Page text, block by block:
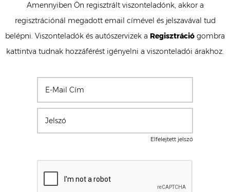
Amennyiben Ön regisztrált viszonteladónk, akkor a
regisztrációnál megadott email címével és jelszavával tud
belépni. Viszonteladók és autószervizek a Regisztráció gombra
kattintva tudnak hozzáférést igényelni a viszonteladói árakhoz.
Elfelejtett jelszó